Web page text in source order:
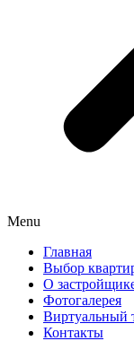
Menu
Главная
Выбор
О
Фотогалерея
Виртуальный
Контакты